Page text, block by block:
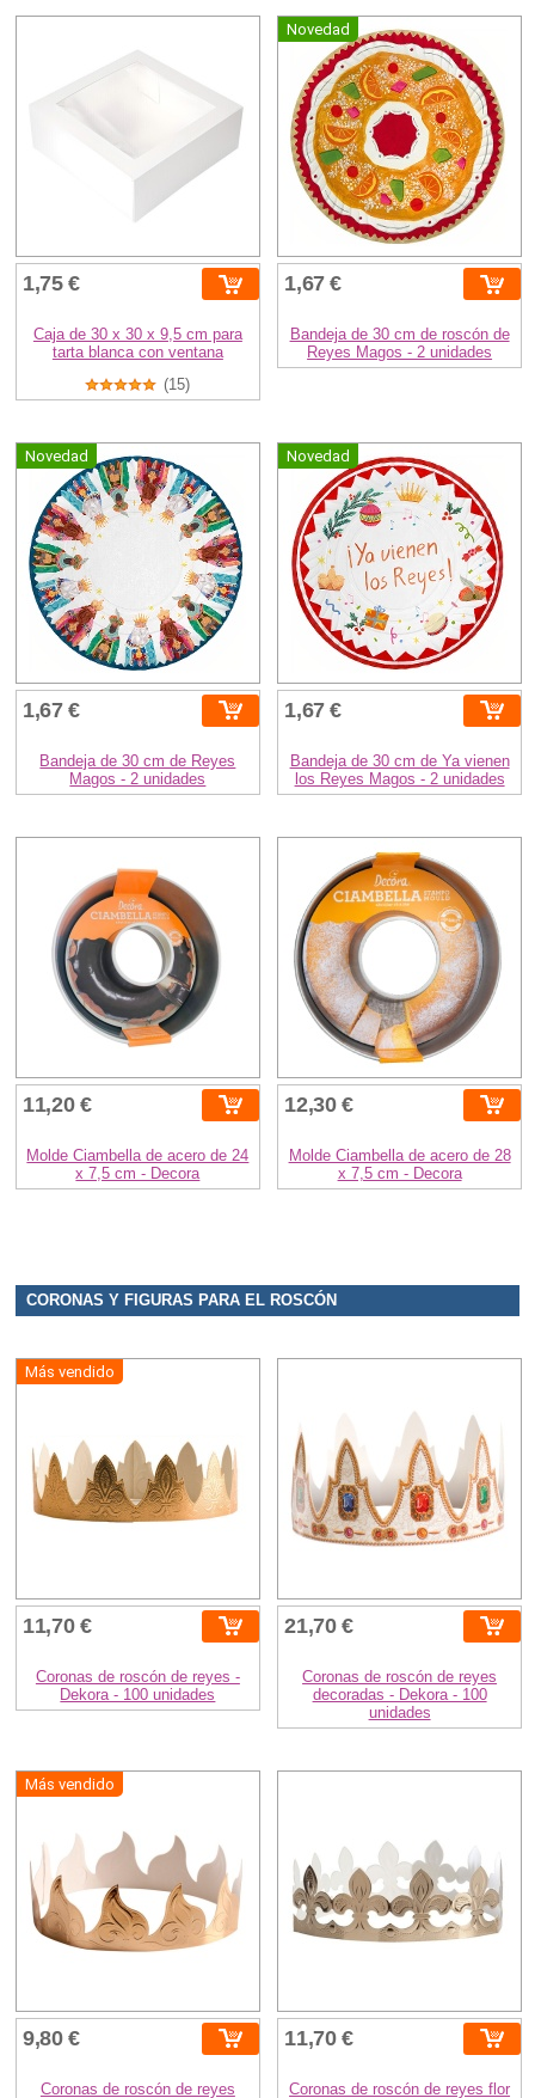
1,75 €
Caja de 30 x 30 x 9,5 cm para
tarta blanca con ventana
(15)
Novedad
1,67 €
Bandeja de 30 cm de roscón de
Reyes Magos - 2 unidades
Novedad
1,67 €
Bandeja de 30 cm de Reyes
Magos - 2 unidades
Novedad
1,67 €
Bandeja de 30 cm de Ya vienen
los Reyes Magos - 2 unidades
11,20 €
Molde Ciambella de acero de 24
x 7,5 cm - Decora
12,30 €
Molde Ciambella de acero de 28
x 7,5 cm - Decora
CORONAS Y FIGURAS PARA EL ROSCÓN
Más vendido
11,70 €
Coronas de roscón de reyes -
Dekora - 100 unidades
21,70 €
Coronas de roscón de reyes
decoradas - Dekora - 100
unidades
Más vendido
9,80 €
Coronas de roscón de reyes
11,70 €
Coronas de roscón de reyes flor